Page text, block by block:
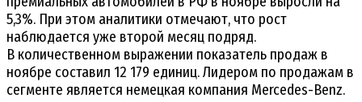
5,3%. При этом аналитики отмечают, что рост
наблюдается уже второй месяц подряд.
В количественном выражении показатель продаж в
ноябре составил 12 179 единиц. Лидером по продажам в
сегменте является немецкая компания Mercedes-Benz.